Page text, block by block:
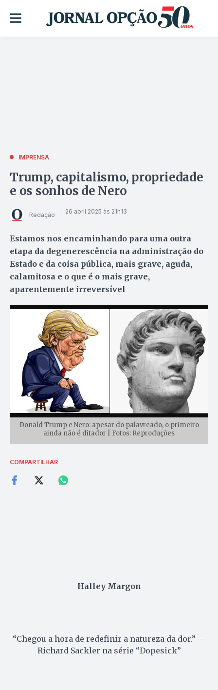
IMPRENSA
Trump, capitalismo, propriedade
e os sonhos de Nero
Redação 26 abril 2025 às 21h13
Estamos nos encaminhando para uma outra
etapa da degenerescência na administração do
Estado e da coisa pública, mais grave, aguda,
calamitosa e o que é o mais grave,
aparentemente irreversível
Donald Trump e Nero: apesar do palavreado, o primeiro
ainda não é ditador | Fotos: Reproduções
COMPARTILHAR
Halley Margon
“Chegou a hora de redefinir a natureza da dor.” —
Richard Sackler na série “Dopesick”